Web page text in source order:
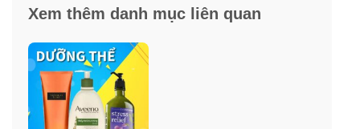
sóc da tốt.
Bảo quản nơi khô ráo, thoáng mát, tránh ánh nắng trực
tiếp và nhiệt độ cao.
Khuyên dùng
: Để giữ mùi hương lâu bền hơn và cho
làn da hoàn hảo, bạn nên dùng kèm với các sản phẩm
Xem thêm danh mục liên quan